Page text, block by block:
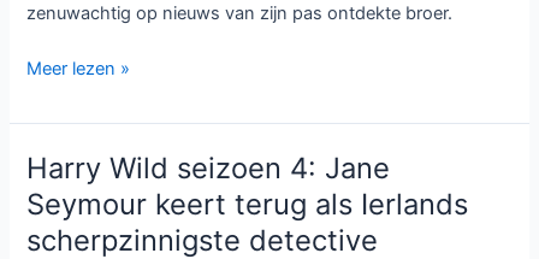
zenuwachtig op nieuws van zijn pas ontdekte broer.
Kerst
een
Brits
randje:
De
ultieme
Meer lezen »
Harry Wild seizoen 4: Jane
Seymour keert terug als Ierlands
scherpzinnigste detective